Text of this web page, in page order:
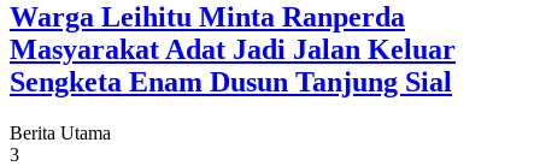
Warga Leihitu Minta Ranperda
Masyarakat Adat Jadi Jalan Keluar
Sengketa Enam Dusun Tanjung Sial
Berita Utama
3